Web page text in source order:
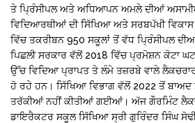
ਤੇ ਪ੍ਰਿੰਸੀਪਲ ਅਤੇ ਅਧਿਆਪਨ ਅਮਲੇ ਦੀਆਂ
ਵਿਦਿਆਰਥੀਆਂ ਦੀ ਸਿੱਖਿਆ ਅਤੇ ਸਰਬਪੱਖੀ ਵਿਕਾਸ
ਵਿੱਚ ਤਕਰੀਬਨ 950 ਸਕੂਲਾਂ ਤੋਂ ਵੱਧ ਪ੍ਰਿੰਸੀਪਲ
ਪਿਛਲੀ ਸਰਕਾਰ ਵੱਲੋਂ 2018 ਵਿੱਚ ਪ੍ਰਮੋਸ਼ਨ ਕੋਟਾ
ਉੱਚ ਵਿਦਿਆ ਪ੍ਰਾਪਤ ਤੇ ਲੰਮੇ ਤਜ਼ਰਬੇ ਵਾਲੇ
ਹੋ ਰਹੇ ਹਨ। ਸਿੱਖਿਆ ਵਿਭਾਗ ਵੱਲੋਂ 2022 ਤੋਂ
ਤਰੱਕੀਆਂ ਨਹੀਂ ਕੀਤੀਆਂ ਗਈਆਂ। ਅੱਜ ਗੌਰਮਿੰਟ
ਡਾਇਰੈਕਟਰ ਸਕੂਲ ਸਿੱਖਿਆ ਸ੍ਰੀ ਗੁਰਿੰਦਰ ਸਿੰਘ